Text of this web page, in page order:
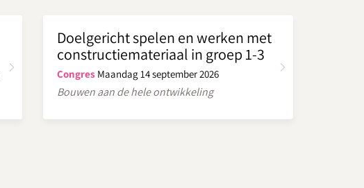
Doelgericht spelen en werken met
constructiemateriaal in groep 1-3
Congres Maandag 14 september 2026
Bouwen aan de hele ontwikkeling